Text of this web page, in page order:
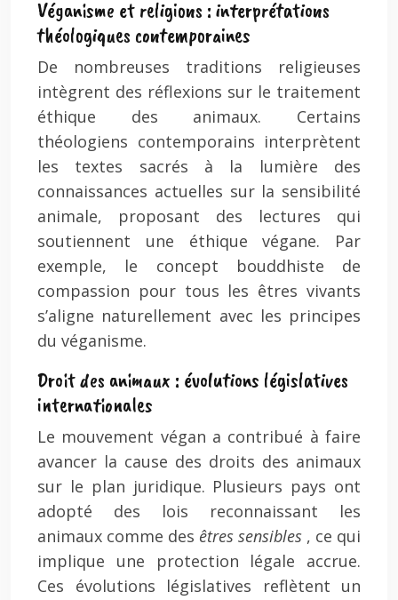
Véganisme et religions : interprétations
théologiques contemporaines
De nombreuses traditions religieuses
intègrent des réflexions sur le traitement
éthique des animaux. Certains
théologiens contemporains interprètent
les textes sacrés à la lumière des
connaissances actuelles sur la sensibilité
animale, proposant des lectures qui
soutiennent une éthique végane. Par
exemple, le concept bouddhiste de
compassion pour tous les êtres vivants
s’aligne naturellement avec les principes
du véganisme.
Droit des animaux : évolutions législatives
internationales
Le mouvement végan a contribué à faire
avancer la cause des droits des animaux
sur le plan juridique. Plusieurs pays ont
adopté des lois reconnaissant les
animaux comme des êtres sensibles , ce qui
implique une protection légale accrue.
Ces évolutions législatives reflètent un